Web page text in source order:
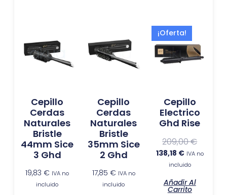
Cepillo
Cerdas
Naturales
Bristle
44mm Sice
3 Ghd
19,83€ IVA no
incluido
Cepillo
Cerdas
Naturales
Bristle
35mm Sice
2 Ghd
17,85 € IVA no
incluido
¡Oferta!
Cepillo
Electrico
Ghd Rise
209,00€
original
era:
138,18 €
El
precio
actual
es:
IVA no
incluido
Añadir Al
Carrito